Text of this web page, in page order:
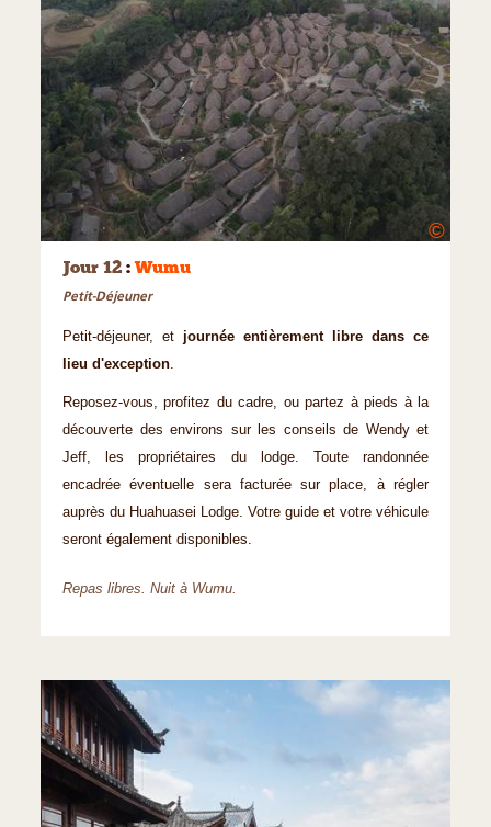
©
Jour 12 : Wumu
Petit-Déjeuner
Petit-déjeuner, et journée entièrement libre dans ce
lieu d'exception.
Reposez-vous, profitez du cadre, ou partez à pieds à la
découverte des environs sur les conseils de Wendy et
Jeff, les propriétaires du lodge. Toute randonnée
encadrée éventuelle sera facturée sur place, à régler
auprès du Huahuasei Lodge. Votre guide et votre véhicule
seront également disponibles.
Repas libres. Nuit à Wumu.